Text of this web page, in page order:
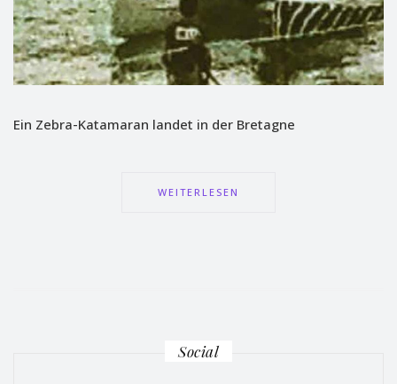
Ein Zebra-Katamaran landet in der Bretagne
WEITERLESEN
Social